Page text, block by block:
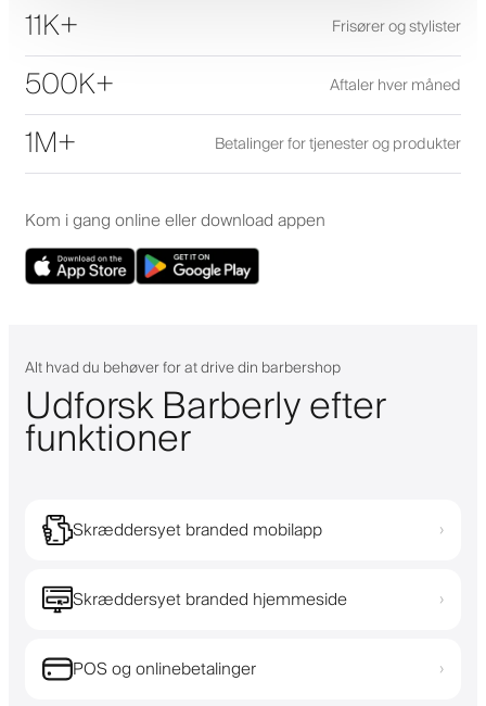
11K+ Frisører og stylister
500K+ Aftaler hver måned
1M+ Betalinger for tjenester og produkter
Kom i gang online eller download appen
Alt hvad du behøver for at drive din barbershop
Udforsk Barberly efter
funktioner
Skræddersyet branded mobilapp ›
Skræddersyet branded hjemmeside ›
POS og onlinebetalinger ›